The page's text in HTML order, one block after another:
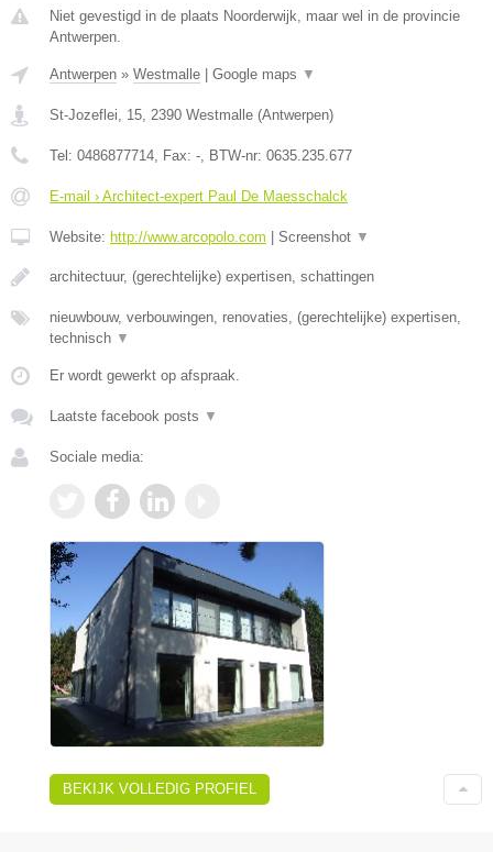
Niet gevestigd in de plaats Noorderwijk, maar wel in de provincie
Antwerpen.
Antwerpen » Westmalle Google maps ▼
St-Jozeflei, 15, 2390 Westmalle (Antwerpen)
Tel: 0486877714, Fax: -, BTW-nr: 0635.235.677
E-mail › Architect-expert Paul De Maesschalck
Website: http://www.arcopolo.com Screenshot ▼
architectuur, (gerechtelijke) expertisen, schattingen
nieuwbouw, verbouwingen, renovaties, (gerechtelijke) expertisen,
technisch ▼
Er wordt gewerkt op afspraak.
Laatste facebook posts ▼
Sociale media:
BEKIJK VOLLEDIG PROFIEL